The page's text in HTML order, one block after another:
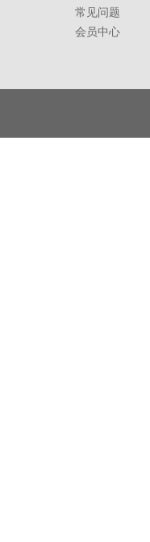
常见问题
会员中心